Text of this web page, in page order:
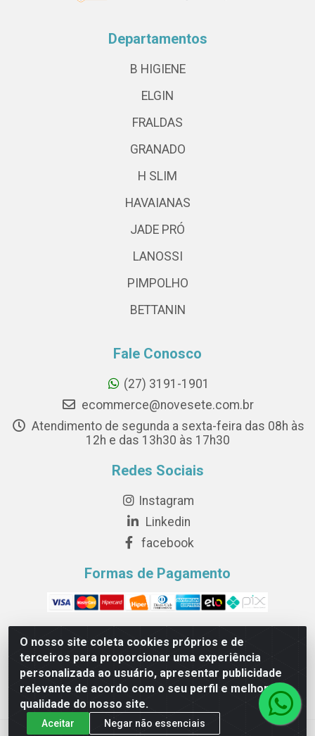
O nosso site coleta cookies próprios e de
terceiros para proporcionar uma experiência
personalizada ao usuário, apresentar publicidade
relevante de acordo com o seu perfil e melhorar a
qualidade do nosso site.
Aceitar Negar não essenciais
Departamentos
B HIGIENE
ELGIN
FRALDAS
GRANADO
H SLIM
HAVAIANAS
JADE PRÓ
LANOSSI
PIMPOLHO
BETTANIN
Fale Conosco
(27) 3191-1901
ecommerce@novesete.com.br
Atendimento de segunda a sexta-feira das 08h às
12h e das 13h30 às 17h30
Redes Sociais
Instagram
Linkedin
facebook
Formas de Pagamento
Novesete Distribuidora LTDA - Avenida Setecentos, S/N,
Terminal Intermodal da Serra, Serra/ES - CEP 29161-414 -
CNPJ 29.479.604/0001-44